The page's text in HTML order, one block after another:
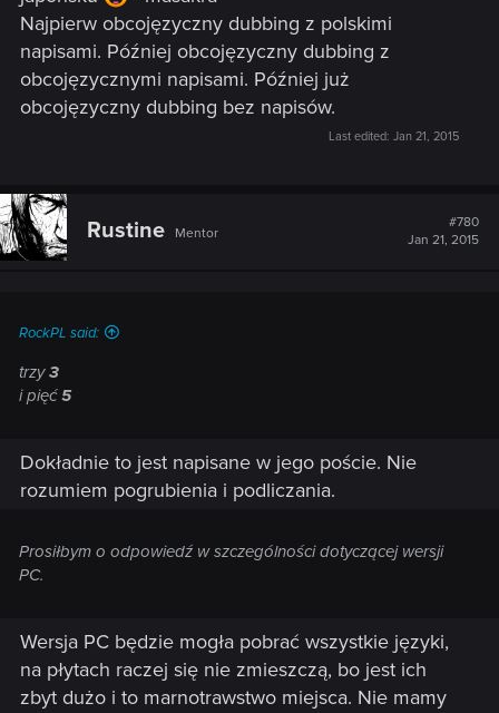
Najpierw obcojęzyczny dubbing z polskimi
napisami. Później obcojęzyczny dubbing z
obcojęzycznymi napisami. Później już
obcojęzyczny dubbing bez napisów.
Last edited: Jan 21, 2015
Rustine Mentor
#780
Jan 21, 2015
RockPL said:
trzy3
i pięć5
Dokładnie to jest napisane w jego poście. Nie
rozumiem pogrubienia i podliczania.
Prosiłbym o odpowiedź w szczególności dotyczącej wersji
PC.
Wersja PC będzie mogła pobrać wszystkie języki,
na płytach raczej się nie zmieszczą, bo jest ich
zbyt dużo i to marnotrawstwo miejsca. Nie mamy